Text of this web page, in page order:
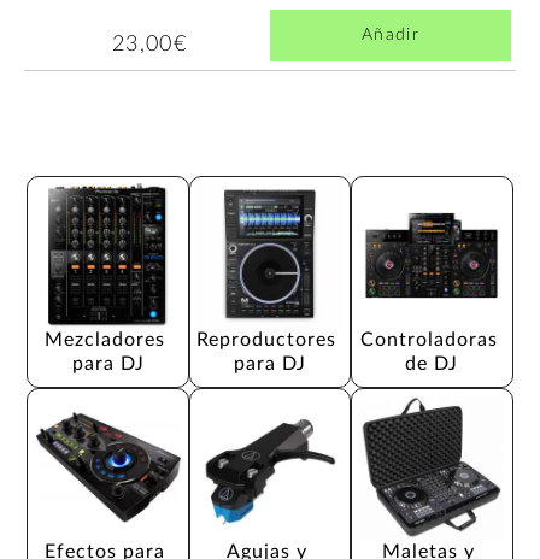
23,00€ Añadir
Mezcladores
para DJ
Reproductores
para DJ
Controladoras
de DJ
Efectos para Agujas y Maletas y